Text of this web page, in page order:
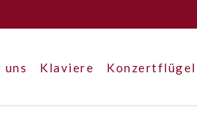
uns Klaviere Konzertflügel